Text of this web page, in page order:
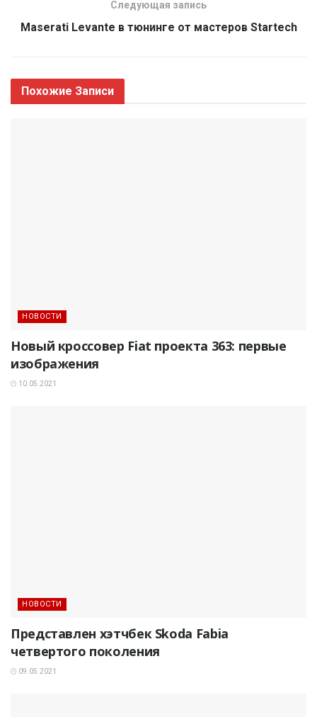
Следующая запись
Maserati Levante в тюнинге от мастеров Startech
Похожие Записи
НОВОСТИ
Новый кроссовер Fiat проекта 363: первые
изображения
10.05.2021
НОВОСТИ
Представлен хэтчбек Skoda Fabia
четвертого поколения
09.05.2021